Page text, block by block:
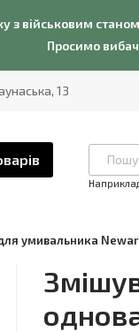
з військовим
Просимо
13
умивальника